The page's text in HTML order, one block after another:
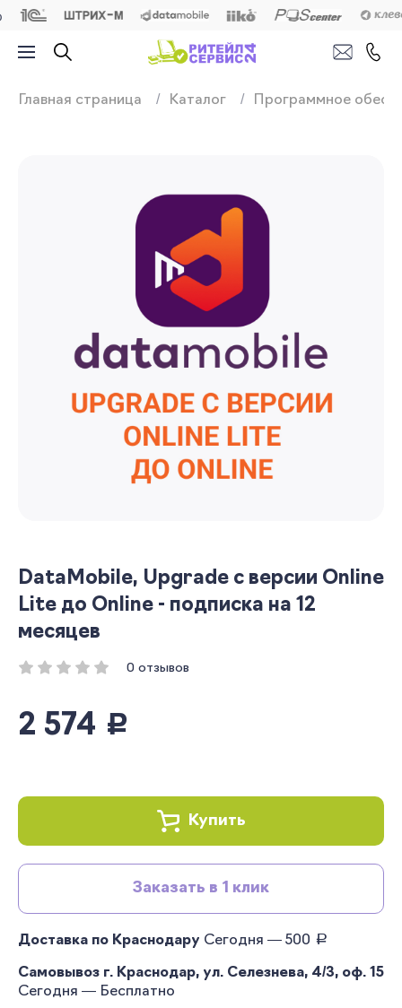
Продажа,
Главная страница Каталог Программное
DataMobile, Upgrade с версии Online
Lite до Online - подписка на 12
месяцев
0 отзывов
2 574 руб.
Купить
Заказать в 1 клик
Доставка по Краснодару Сегодня — 500 руб.
Самовывоз г. Краснодар, ул. Селезнева, 4/3, оф. 15
Сегодня — Бесплатно